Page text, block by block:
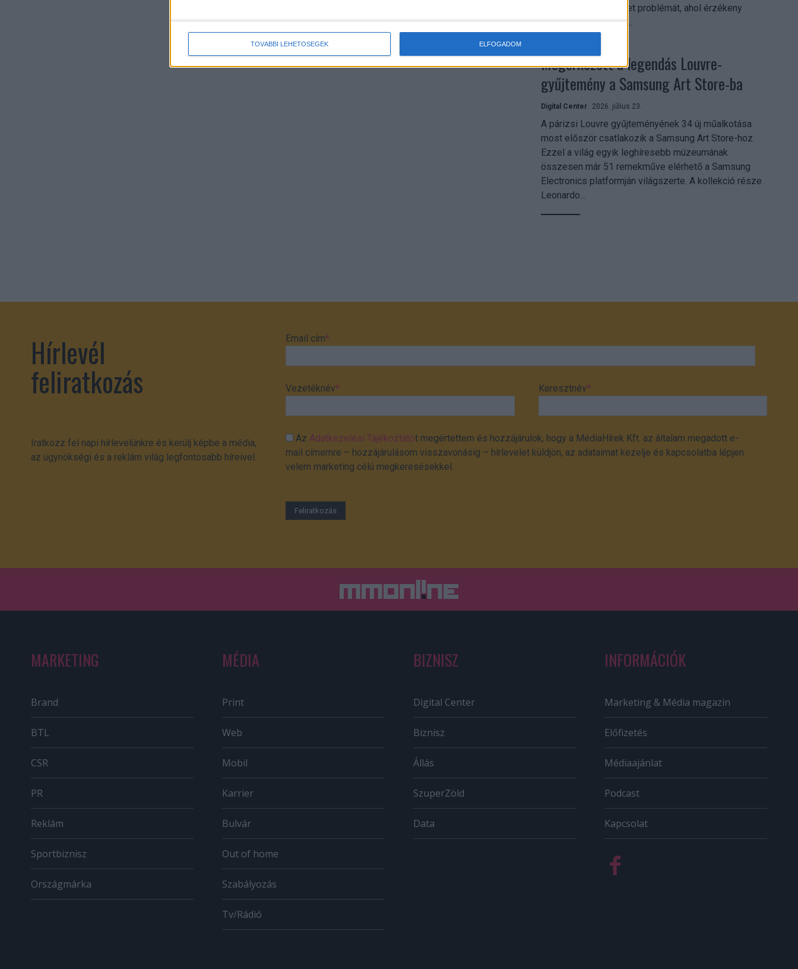
TOVÁBBI LEHETŐSÉGEK ELFOGADOM
különösen ott jelenthet problémát, ahol érzékeny
üzleti információkkal...
Megérkezett a legendás Louvre-
gyűjtemény a Samsung Art Store-ba
Digital Center 2026. július 23.
A párizsi Louvre gyűjteményének 34 új műalkotása
most először csatlakozik a Samsung Art Store-hoz.
Ezzel a világ egyik leghíresebb múzeumának
összesen már 51 remekműve elérhető a Samsung
Electronics platformján világszerte. A kollekció része
Leonardo...
Hírlevél
feliratkozás
Iratkozz fel napi hírlevelünkre és kerülj képbe a média,
az ügynökségi és a reklám világ legfontosabb híreivel.
Email cím*
Vezetéknév* Keresztnév*
AzAdatkezelési Tájékoztatót megértettem és hozzájárulok, hogy a MédiaHírek Kft. az általam megadott e-
mail címemre – hozzájárulásom visszavonásig – hírlevelet küldjön, az adataimat kezelje és kapcsolatba lépjen
velem marketing célú megkeresésekkel.
MARKETING
Brand
BTL
CSR
PR
Reklám
Sportbiznisz
Országmárka
MÉDIA
Print
Web
Mobil
Karrier
Bulvár
Out of home
Szabályozás
Tv/Rádió
BIZNISZ
Digital Center
Biznisz
Állás
SzuperZöld
Data
INFORMÁCIÓK
Marketing & Média magazin
Előfizetés
Médiaajánlat
Podcast
Kapcsolat